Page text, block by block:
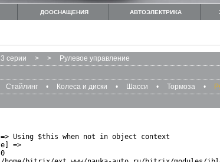
ДООСНАЩЕНИЯ АВТОЭЛЕКТРИКА
серии > > Рулевое управление
Стайлинг • Колеса и диски • Шасси • Тормоза •
Using $this when not in object context
=>